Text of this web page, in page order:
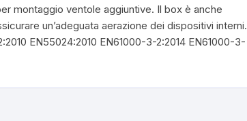
montaggio ventole aggiuntive. Il box è anche
un’adeguata aerazione dei dispositivi interni.
EN55024:2010 EN61000-3-2:2014 EN61000-3-